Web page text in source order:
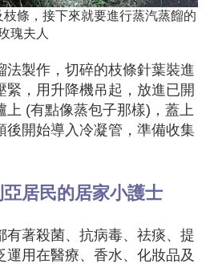
條，接下來就要進行蒸汽蒸餾的
瑰夫人
法製作，切碎的枝條針葉裝進
緊，用升降機吊起，放進已開
上 (有點像蒸包子那樣)，蓋上
後開始導入冷凝管，準備收集
居民的居家小護士
有著殺菌、抗病毒、祛痰、提
用在醫療、香水、化妝品及